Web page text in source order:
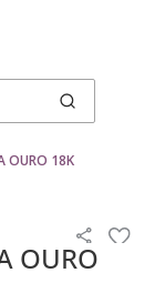
OURO 18K
OURO